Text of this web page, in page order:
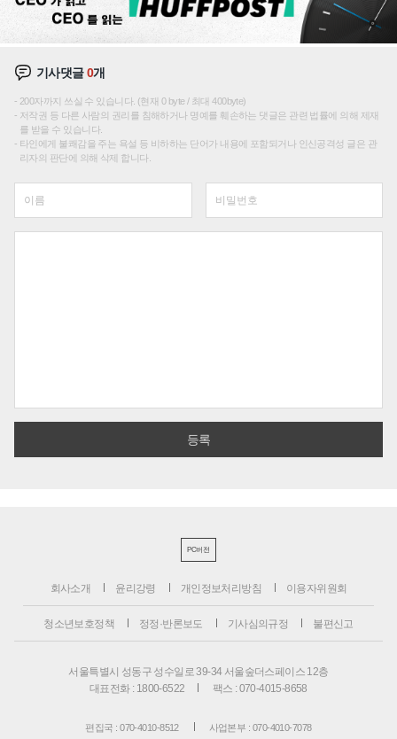
기사댓글0개
200자까지 쓰실 수 있습니다. (현재 0 byte / 최대 400byte)
저작권 등 다른 사람의 권리를 침해하거나 명예를 훼손하는 댓글은 관련 법률에 의해 제재
를 받을 수 있습니다.
타인에게 불쾌감을 주는 욕설 등 비하하는 단어가 내용에 포함되거나 인신공격성 글은 관
리자의 판단에 의해 삭제 합니다.
PC버전
회사소개 윤리강령 개인정보처리방침 이용자위원회
청소년보호정책 정정·반론보도 기사심의규정 불편신고
서울특별시 성동구 성수일로 39-34 서울숲더스페이스 12층
대표전화 : 1800-6522
팩스 : 070-4015-8658
편집국 : 070-4010-8512
사업본부 : 070-4010-7078